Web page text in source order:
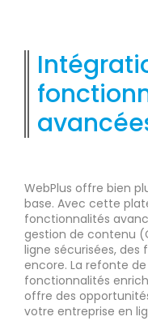
WebPlus offre bien
base. Avec cette
fonctionnalités
gestion de contenu
ligne sécurisées,
encore. La refonte
fonctionnalités
offre des
votre entreprise en